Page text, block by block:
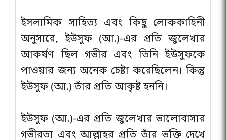
ইসলামিক সাহিত্য এবং কিছু লোককাহিনী
অনুসারে, ইউসুফ (আ.)-এর প্রতি জুলেখার
আকর্ষণ ছিল গভীর এবং তিনি ইউসুফকে
পাওয়ার জন্য অনেক চেষ্টা করেছিলেন। কিন্তু
ইউসুফ (আ.) তাঁর প্রতি আকৃষ্ট হননি।
ইউসুফ (আ.)-এর প্রতি জুলেখার ভালোবাসার
গভীরতা এবং আল্লাহর প্রতি তাঁর ভক্তি দেখে